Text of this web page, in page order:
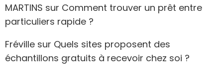
MARTINS sur Comment trouver un prêt entre
particuliers rapide ?
Fréville sur Quels sites proposent des
échantillons gratuits à recevoir chez soi ?